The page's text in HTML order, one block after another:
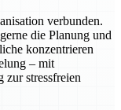
verbunden.
die Planung und
konzentrieren
– mit
stressfreien